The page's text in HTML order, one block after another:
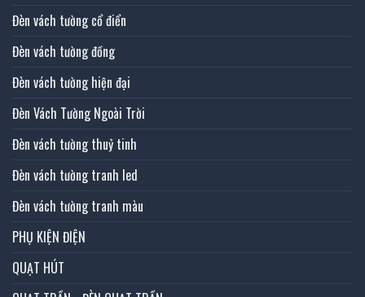
Đèn vách tường cổ điển
Đèn vách tường đồng
Đèn vách tường hiện đại
Đèn Vách Tường Ngoài Trời
Đèn vách tường thuỷ tinh
Đèn vách tường tranh led
Đèn vách tường tranh màu
PHỤ KIỆN ĐIỆN
QUẠT HÚT